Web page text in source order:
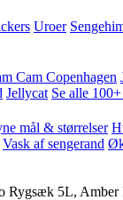
Uroer
Cam Copenhagen
Jellycat Se alle
mål & størrelser
Vask af sengerand
Rygsæk 5L, Amber